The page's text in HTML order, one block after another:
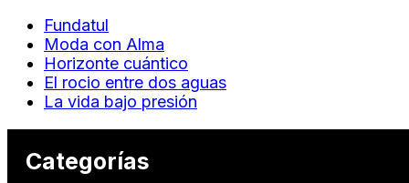
Fundatul
Moda con Alma
Horizonte cuántico
El rocio entre dos aguas
La vida bajo presión
Categorías